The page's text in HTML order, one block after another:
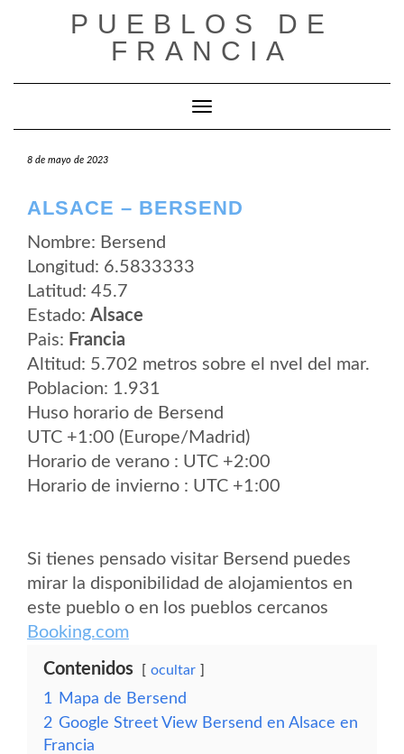
PUEBLOS DE
FRANCIA
Cambiar modo de navegación
8 de mayo de 2023
ALSACE – BERSEND
Nombre: Bersend
Longitud: 6.5833333
Latitud: 45.7
Estado: Alsace
Pais: Francia
Altitud: 5.702 metros sobre el nvel del mar.
Poblacion: 1.931
Huso horario de Bersend
UTC +1:00 (Europe/Madrid)
Horario de verano : UTC +2:00
Horario de invierno : UTC +1:00
Si tienes pensado visitar Bersend puedes
mirar la disponibilidad de alojamientos en
este pueblo o en los pueblos cercanos
Booking.com
Contenidos ocultar
1
Mapa de Bersend
2 Google Street View Bersend en Alsace en
Francia